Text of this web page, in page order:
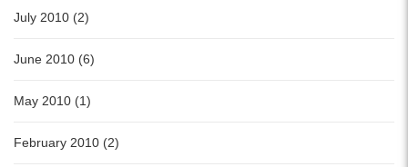
July 2010 (2)
June 2010 (6)
May 2010 (1)
February 2010 (2)